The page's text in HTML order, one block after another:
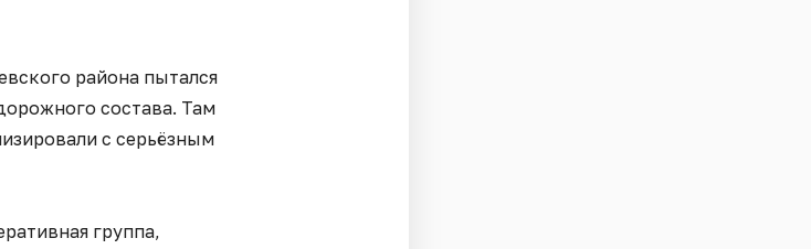
района пытался
состава. Там
с серьёзным
группа,